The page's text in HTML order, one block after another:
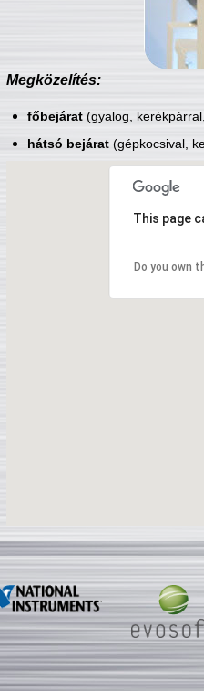
Megközelítés:
főbejárat(gyalog,
hátsó bejárat(gépkocsival,
This page
Do you own